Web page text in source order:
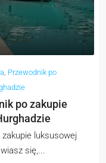
, Przewodnik po
po zakupie
luksusowej
się,...